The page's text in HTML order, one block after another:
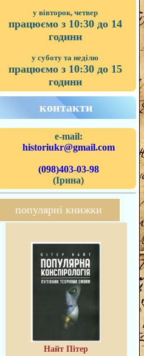
у вівторок, четвер
працюємо з 10:30 до 14
години
у суботу та неділю
працюємо з 10:30 до 15
години
контакти
e-mail:
historiukr@gmail.com
(098)403-03-98
(Ірина)
популярні книжки
Найт Пітер